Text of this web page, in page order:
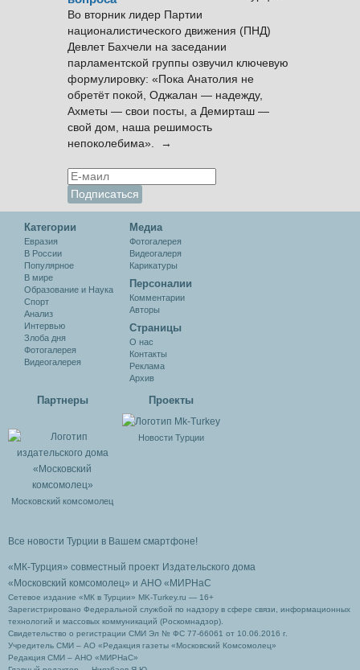
Во вторник лидер Партии
националистического движения (ПНД)
Девлет Бахчели на заседании
парламентской группы озвучил ключевую
формулировку: «Пока Анатолия не
обретёт покой, Оджалан — надежду,
Ахметы — свои посты, а Демирташ —
свой дом, наша решимость
непоколебима». →
Категории
Евразия
В России
Популярное
В мире
Образование и Наука
Спорт
Анализ
Интервью
Злоба дня
Фотогалерея
Видеогалерея
Медиа
Фотогалерея
Видеогалеря
Карикатуры
Персоналии
Комментарии
Авторы
Cтраницы
О нас
Контакты
Реклама
Архив
Партнеры
Московский комсомолец
Проекты
Новости Турции
Все новости Турции в Вашем смартфоне!
«МК-Турция» совместный проект Издательского дома
«Московский комсомолец» и АНО «МИРНаС
Сетевое издание «МК в Турции» MK-Turkey.ru — 16+
Зарегистрировано Федеральной службой по надзору в сфере связи, информационных
технологий и массовых коммуникаций (Роскомнадзор).
Свидетельство о регистрации СМИ Эл № ФС 77-66061 от 10.06.2016 г.
Учредитель СМИ – АО «Редакция газеты «Московский Комсомолец»
Редакция СМИ – АНО «МИРНаС»